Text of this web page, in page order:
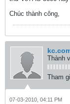
Chúc thành công,
Thành
Tham
07-03-2010, 04:11 PM